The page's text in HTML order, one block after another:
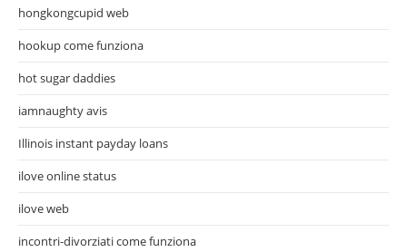
hongkongcupid web
hookup come funziona
hot sugar daddies
iamnaughty avis
Illinois instant payday loans
ilove online status
ilove web
incontri-divorziati come funziona